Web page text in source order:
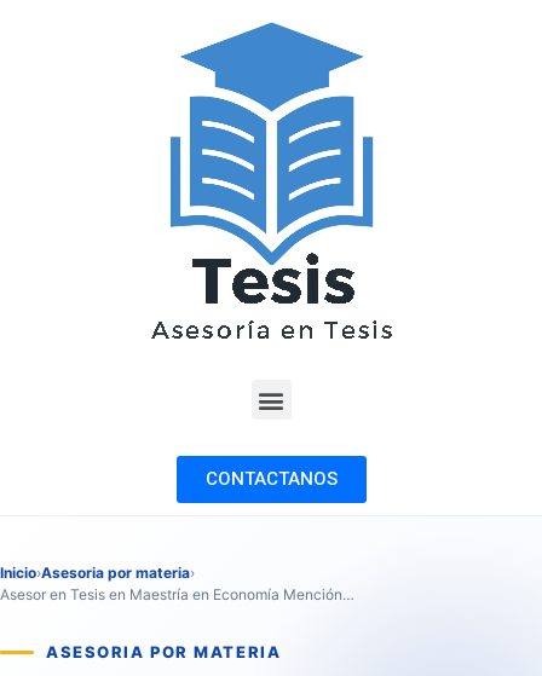
CONTACTANOS
Inicio›Asesoria por materia›
Asesor en Tesis en Maestría en Economía Mención…
ASESORIA POR MATERIA